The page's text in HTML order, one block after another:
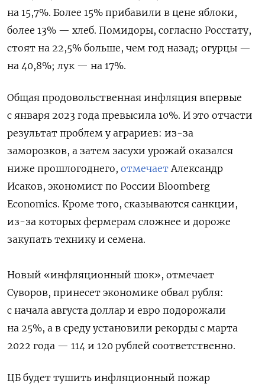
на 15,7%. Более 15% прибавили в цене яблоки,
более 13% — хлеб. Помидоры, согласно Росстату,
стоят на 22,5% больше, чем год назад; огурцы —
на 40,8%; лук — на 17%.
Общая продовольственная инфляция впервые
с января 2023 года превысила 10%. И это отчасти
результат проблем у аграриев: из-за
заморозков, а затем засухи урожай оказался
ниже прошлогоднего, отмечает Александр
Исаков, экономист по России Bloomberg
Economics. Кроме того, сказываются санкции,
из-за которых фермерам сложнее и дороже
закупать технику и семена.
Новый «инфляционный шок», отмечает
Суворов, принесет экономике обвал рубля:
с начала августа доллар и евро подорожали
на 25%, а в среду установили рекорды с марта
2022 года — 114 и 120 рублей соответственно.
ЦБ будет тушить инфляционный пожар